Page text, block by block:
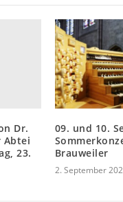
Dr.
Abtei
23.
09. und 10.
Brauweiler
2. September